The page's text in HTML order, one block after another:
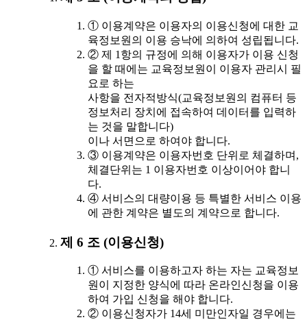
① 이용계약은 이용자의 이용신청에 대한 교
육정보원의 이용 승낙에 의하여 성립됩니다.
② 제 1항의 규정에 의해 이용자가 이용 신청
을 할 때에는 교육정보원이 이용자 관리시 필
요로 하는
사항을 전자적방식(교육정보원의 컴퓨터 등
정보처리 장치에 접속하여 데이터를 입력하
는 것을 말합니다)
이나 서면으로 하여야 합니다.
③ 이용계약은 이용자번호 단위로 체결하며,
체결단위는 1 이용자번호 이상이어야 합니
다.
④ 서비스의 대량이용 등 특별한 서비스 이용
에 관한 계약은 별도의 계약으로 합니다.
제 6 조 (이용신청)
① 서비스를 이용하고자 하는 자는 교육정보
원이 지정한 양식에 따라 온라인신청을 이용
하여 가입 신청을 해야 합니다.
② 이용신청자가 14세 미만인자일 경우에는